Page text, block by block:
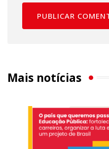
Mais notícias